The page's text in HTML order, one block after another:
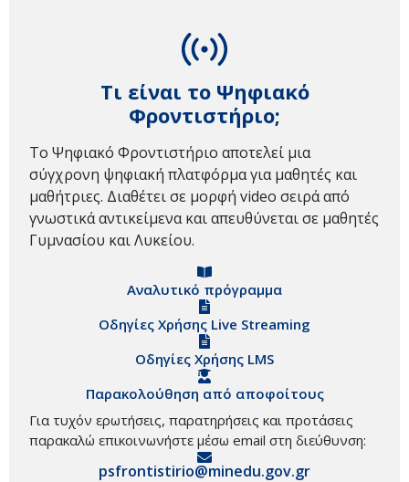
Τι είναι το Ψηφιακό
Φροντιστήριο;
Το Ψηφιακό Φροντιστήριο αποτελεί μια
σύγχρονη ψηφιακή πλατφόρμα για μαθητές και
μαθήτριες. Διαθέτει σε μορφή video σειρά από
γνωστικά αντικείμενα και απευθύνεται σε μαθητές
Γυμνασίου και Λυκείου.
Αναλυτικό πρόγραμμα
Οδηγίες Χρήσης Live Streaming
Οδηγίες Χρήσης LMS
Παρακολούθηση από αποφοίτους
Για τυχόν ερωτήσεις, παρατηρήσεις και προτάσεις
παρακαλώ επικοινωνήστε μέσω email στη διεύθυνση:
psfrontistirio@minedu.gov.gr